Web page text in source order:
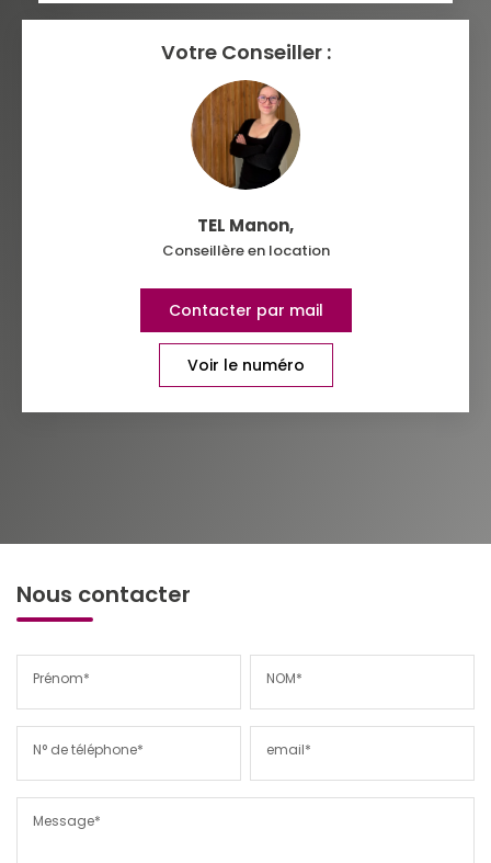
RESTAURANTS ET CAFÉS COMMERCES
Votre Conseiller :
TEL Manon,
Conseillère en location
Contacter par mail
Voir le numéro
Nous contacter
Prénom* NOM*
N° de téléphone* email*
Message*